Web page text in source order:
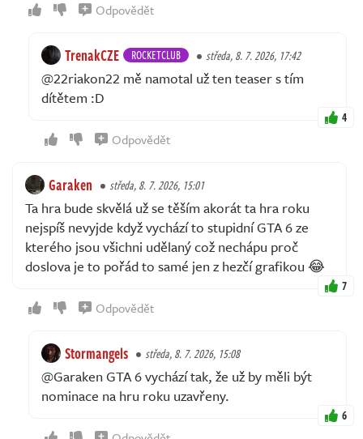
Odpovědět
TrenakCZE ROCKETCLUB středa, 8. 7. 2026, 17:42
@22riakon22 mě namotal už ten teaser s tím
dítětem :D
4
Odpovědět
Garaken středa, 8. 7. 2026, 15:01
Ta hra bude skvělá už se těším akorát ta hra roku
nejspíš nevyjde když vychází to stupidní GTA 6 ze
kterého jsou všichni udělaný což nechápu proč
doslova je to pořád to samé jen z hezčí grafikou 😂
7
Odpovědět
Stormangels středa, 8. 7. 2026, 15:08
@Garaken GTA 6 vychází tak, že už by měli být
nominace na hru roku uzavřeny.
6